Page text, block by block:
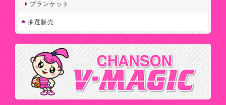
ブランケット
抽選販売